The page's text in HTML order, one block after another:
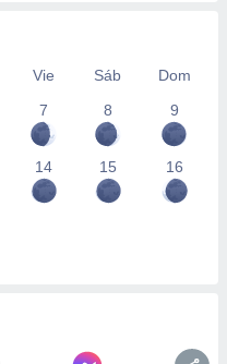
Vie Sáb
Dom
7
8 9
14 15 16